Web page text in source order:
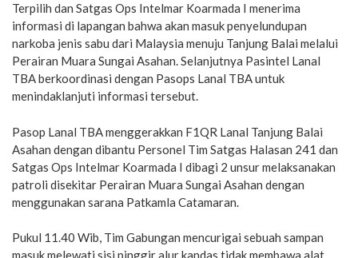
Terpilih dan Satgas Ops Intelmar Koarmada I menerima
informasi di lapangan bahwa akan masuk penyelundupan
narkoba jenis sabu dari Malaysia menuju Tanjung Balai melalui
Perairan Muara Sungai Asahan. Selanjutnya Pasintel Lanal
TBA berkoordinasi dengan Pasops Lanal TBA untuk
menindaklanjuti informasi tersebut.
Pasop Lanal TBA menggerakkan F1QR Lanal Tanjung Balai
Asahan dengan dibantu Personel Tim Satgas Halasan 241 dan
Satgas Ops Intelmar Koarmada I dibagi 2 unsur melaksanakan
patroli disekitar Perairan Muara Sungai Asahan dengan
menggunakan sarana Patkamla Catamaran.
Pukul 11.40 Wib, Tim Gabungan mencurigai sebuah sampan
masuk melewati sisi pinggir alur kandas tidak membawa alat